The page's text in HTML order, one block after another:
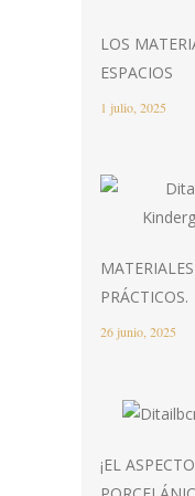
LOS
ESPACIOS
1 julio, 2025
PRÁCTICOS.
26 junio, 2025
¡EL